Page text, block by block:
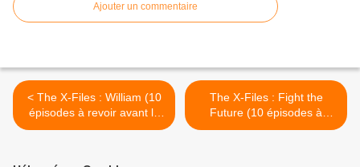
Ajouter un commentaire
< The X-Files : William (10
épisodes à revoir avant le
revival, volet 10)
The X-Files : Fight the
Future (10 épisodes à
revoir avant le revival, volet